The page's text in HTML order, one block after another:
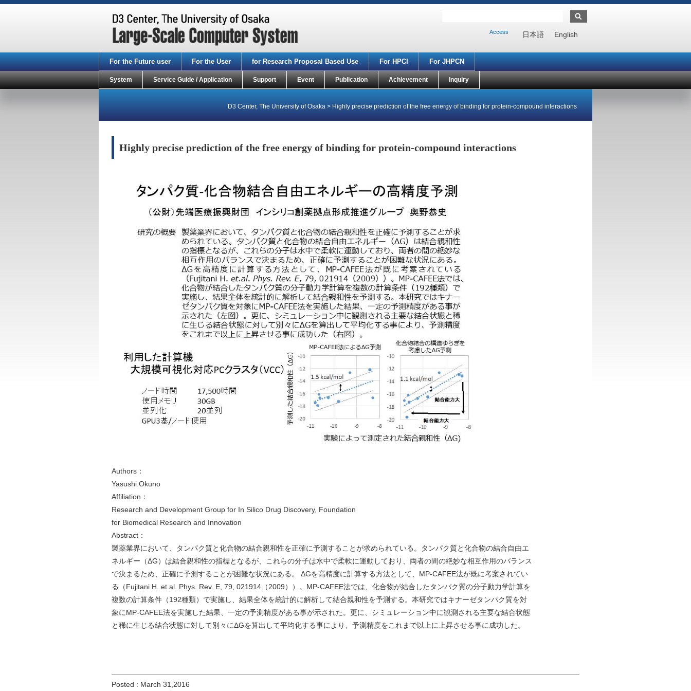
日本語 English
Access
For the Future user For the User for Research Proposal Based Use For HPCI For JHPCN
System Service Guide / Application Support Event Publication Achievement Inquiry
D3 Center, The University of Osaka > Highly precise prediction of the free energy of binding for protein-compound interactions
Highly precise prediction of the free energy of binding for protein-compound interactions
Authors：
Yasushi Okuno
Affiliation：
Research and Development Group for In Silico Drug Discovery, Foundation
for Biomedical Research and Innovation
Abstract：
製薬業界において、タンパク質と化合物の結合親和性を正確に予測することが求められている。タンパク質と化合物の結合自由エ
ネルギー（ΔG）は結合親和性の指標となるが、これらの分子は水中で柔軟に運動しており、両者の間の絶妙な相互作用のバランス
で決まるため、正確に予測することが困難な状況にある。 ΔGを高精度に計算する方法として、MP-CAFEE法が既に考案されてい
る（Fujitani H. et.al. Phys. Rev. E, 79, 021914（2009））。MP-CAFEE法では、化合物が結合したタンパク質の分子動力学計算を
複数の計算条件（192種類）で実施し、結果全体を統計的に解析して結合親和性を予測する。本研究ではキナーゼタンパク質を対
象にMP-CAFEE法を実施した結果、一定の予測精度がある事が示された。更に、シミュレーション中に観測される主要な結合状態
と稀に生じる結合状態に対して別々にΔGを算出して平均化する事により、予測精度をこれまで以上に上昇させる事に成功した。
Posted : March 31,2016